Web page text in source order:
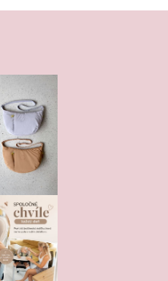
podmienkami ochrany